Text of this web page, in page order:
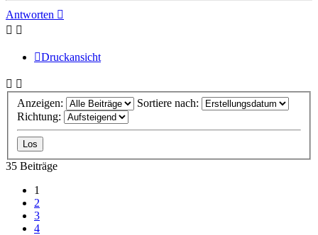
Antworten
Druckansicht
Anzeigen:
Sortiere nach:
Richtung:
35 Beiträge
1
2
3
4